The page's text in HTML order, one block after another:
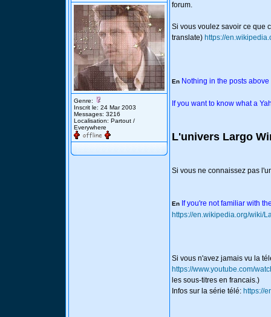
Genre:
Inscrit le: 24 Mar 2003
Messages: 3216
Localisation: Partout /
Everywhere
forum.
Si vous voulez savoir ce que
translate) https://
En Nothing in the posts
If you want to know what a
L'univers Largo
Si vous ne connaissez pas
En If you're not familiar with
https://en.wikipedia.org/wiki/
Si vous n'avez jamais vu la
https://www.youtube.com/
les sous-titres en francais.)
Infos sur la série télé: https://